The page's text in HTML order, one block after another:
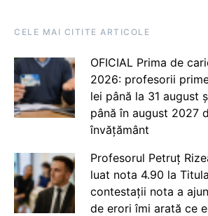
CELE MAI CITITE ARTICOLE
OFICIAL Prima de
2026: profesorii
lei până la 31 august
până în august 2027
învățământ
Profesorul Petruț
luat nota 4.90 la
contestații nota a
de erori îmi arată ce